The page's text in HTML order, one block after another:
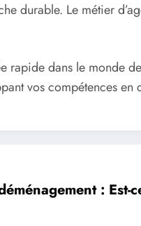
durable. Le métier
rapide dans le monde
vos compétences
: Est-